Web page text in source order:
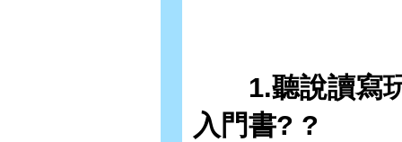
1.聽說讀寫玩
入門書? ?